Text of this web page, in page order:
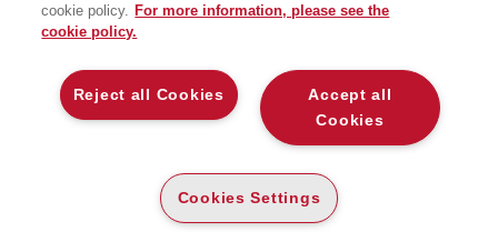
In questa direzione Egea ha sviluppatoDigitabook
piattaformavirtuale e un
Per qualsiasi informazione, siamo a sua disposizione:
universita@egeaonline.com- tel. +39 02 5836 3422
cookie policy. For more information, please see the
cookie policy.
Accept all
Cookies
Reject all Cookies
Cookies Settings